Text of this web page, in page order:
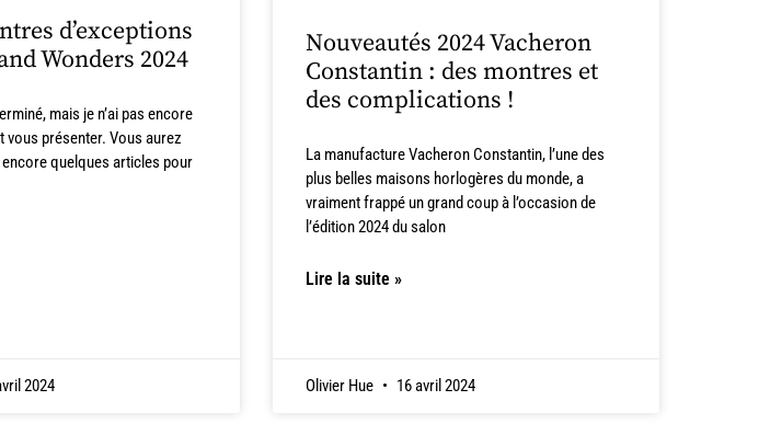
d’exceptions
Wonders 2024
mais je n’ai pas encore
vous présenter. Vous aurez
quelques articles pour
2024
Nouveautés 2024 Vacheron
Constantin : des montres et
des complications !
La manufacture Vacheron Constantin, l’une des
plus belles maisons horlogères du monde, a
vraiment frappé un grand coup à l’occasion de
l’édition 2024 du salon
Lire la suite »
Olivier Hue 16 avril 2024